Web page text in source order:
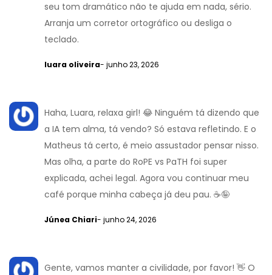
seu tom dramático não te ajuda em nada, sério.
Arranja um corretor ortográfico ou desliga o
teclado.
luara oliveira- junho 23, 2026
Haha, Luara, relaxa girl! 😂 Ninguém tá dizendo que
a IA tem alma, tá vendo? Só estava refletindo. E o
Matheus tá certo, é meio assustador pensar nisso.
Mas olha, a parte do RoPE vs PaTH foi super
explicada, achei legal. Agora vou continuar meu
café porque minha cabeça já deu pau. ☕️🤪
Júnea Chiari- junho 24, 2026
Gente, vamos manter a civilidade, por favor! 👋 O